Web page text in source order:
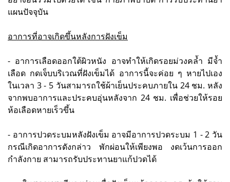
แผนปัจจุบัน
อาการที่อาจเกิดขึ้นหลังการฝังเข็ม
- อาการเลือดออกใต้ผิวหนัง อาจทำให้เกิดรอยม่วงคล้ำ มีจ้ำ
เลือด กดเจ็บบริเวณที่ฝังเข็มได้ อาการนี้จะค่อย ๆ หายไปเอง
ในเวลา 3 - 5 วันสามารถใช้ผ้าเย็นประคบภายใน 24 ชม. หลัง
จากพบอาการและประคบอุ่นหลังจาก 24 ชม. เพื่อช่วยให้รอย
ห้อเลือดหายเร็วขึ้น
- อาการปวดระบมหลังฝังเข็ม อาจมีอาการปวดระบม 1 - 2 วัน
กรณีเกิดอาการดังกล่าว พักผ่อนให้เพียงพอ งดเว้นการออก
กำลังกาย สามารถรับประทานยาแก้ปวดได้